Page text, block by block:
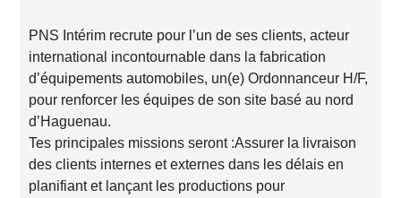
PNS Intérim recrute pour l’un de ses clients, acteur
international incontournable dans la fabrication
d’équipements automobiles, un(e) Ordonnanceur H/F,
pour renforcer les équipes de son site basé au nord
d’Haguenau.
Tes principales missions seront :Assurer la livraison
des clients internes et externes dans les délais en
planifiant et lançant les productions pour